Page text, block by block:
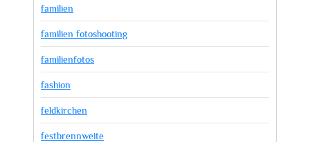
familien
familien fotoshooting
familienfotos
fashion
feldkirchen
festbrennweite